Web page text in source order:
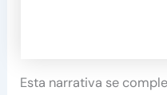
Esta narrativa se